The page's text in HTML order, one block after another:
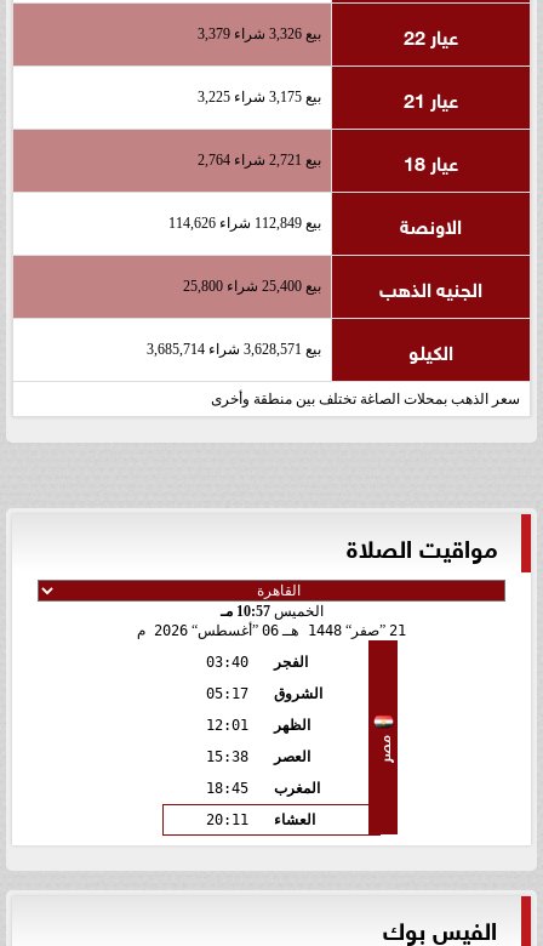
عيار 22 بيع 3,326 شراء 3,379
عيار 21 بيع 3,175 شراء 3,225
عيار 18 بيع 2,721 شراء 2,764
الاونصة بيع 112,849 شراء 114,626
الجنيه الذهب بيع 25,400 شراء 25,800
الكيلو بيع 3,628,571 شراء 3,685,714
سعر الذهب بمحلات الصاغة تختلف بين منطقة وأخرى
مواقيت الصلاة
الخميس10:57 مـ
21
صفر 1448 هـ 06 أغسطس 2026 م
مصر
الفجر
03:40
الشروق
05:17
الظهر
12:01
العصر
15:38
المغرب
18:45
العشاء
20:11
الفيس بوك